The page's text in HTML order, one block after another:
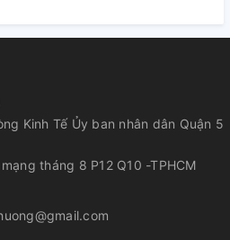
Kinh Tế Ủy ban nhân dân Quận 5
tháng 8 P12 Q10 -TPHCM